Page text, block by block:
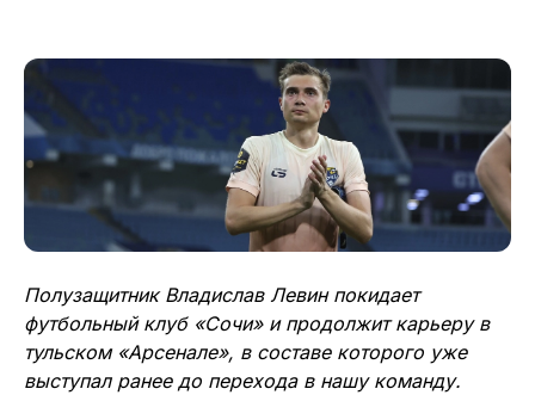
Полузащитник Владислав Левин покидает
футбольный клуб «Сочи» и продолжит карьеру в
тульском «Арсенале», в составе которого уже
выступал ранее до перехода в нашу команду.